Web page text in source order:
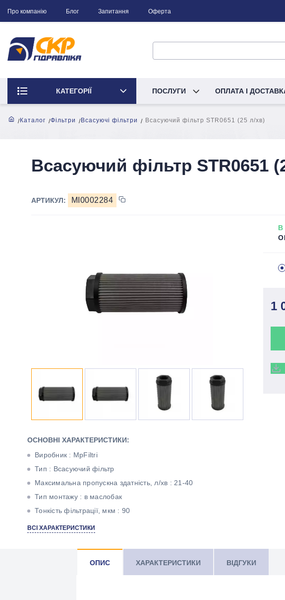
Про компанію Блог Запитання Оферта
КАТЕГОРІЇ ПОСЛУГИ ОПЛАТА І
Каталог Фільтри Всасуючі фільтри Всасуючий фільтр STR0651 (25 л/хв)
Всасуючий фільтр STR0651
АРТИКУЛ: MI0002284
ОСНОВНІ ХАРАКТЕРИСТИКИ:
Виробник : MpFiltri
Тип : Всасуючий фільтр
Максимальна пропускна здатність, л/хв : 21-40
Тип монтажу : в маслобак
Тонкість фільтрації, мкм : 90
Матеріал фільтроелемента : Нержавіюча сітка
ВСІ ХАРАКТЕРИСТИКИ
В
1
ОПИС ХАРАКТЕРИСТИКИ ВІДГУКИ